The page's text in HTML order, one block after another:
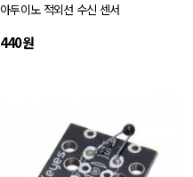
아두이노 적외선 수신 센서
440원